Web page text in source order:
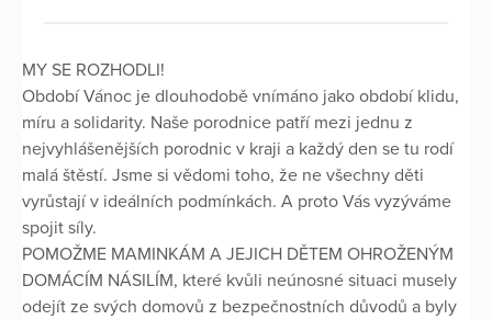
MY SE ROZHODLI!
Období Vánoc je dlouhodobě vnímáno jako období klidu,
míru a solidarity. Naše porodnice patří mezi jednu z
nejvyhlášenějších porodnic v kraji a každý den se tu rodí
malá štěstí. Jsme si vědomi toho, že ne všechny děti
vyrůstají v ideálních podmínkách. A proto Vás vyzýváme
spojit síly.
POMOŽME MAMINKÁM A JEJICH DĚTEM OHROŽENÝM
DOMÁCÍM NÁSILÍM, které kvůli neúnosné situaci musely
odejít ze svých domovů z bezpečnostních důvodů a byly